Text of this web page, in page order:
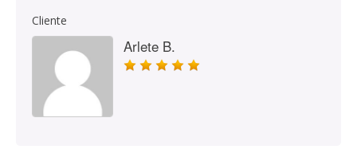
Cliente
Arlete B.